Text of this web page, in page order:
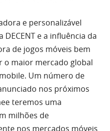
e personalizável
e a influência da
de jogos móveis bem
o maior mercado global
Um número de
nos próximos
teremos uma
milhões de
nos mercados móveis